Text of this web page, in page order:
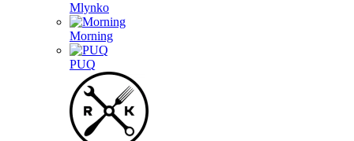
Mlynko
Morning
PUQ